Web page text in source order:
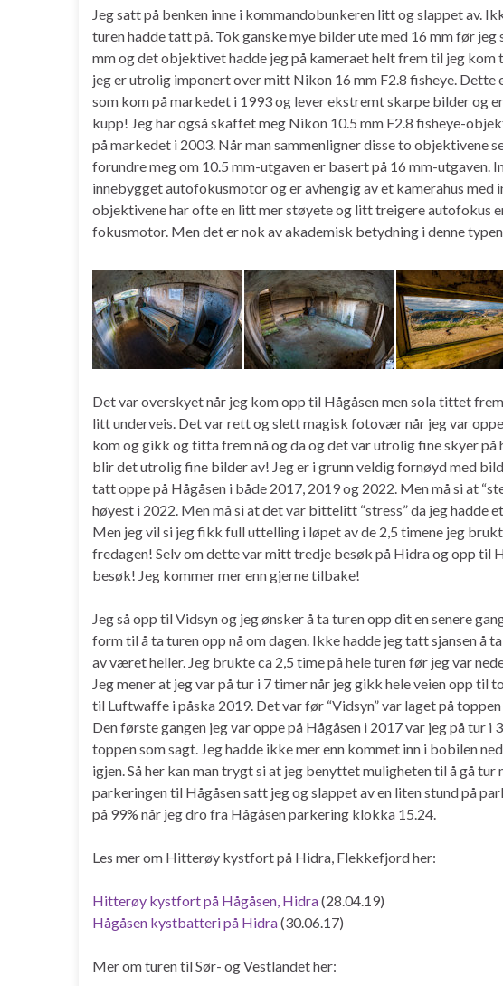
Jeg satt på benken inne i kommandobunkeren litt og slappet av.
turen hadde tatt på. Tok ganske mye bilder ute med 16 mm før
mm og det objektivet hadde jeg på kameraet helt frem til jeg kom
jeg er utrolig imponert over mitt Nikon 16 mm F2.8 fisheye. Dette
som kom på markedet i 1993 og lever ekstremt skarpe bilder og
kupp! Jeg har også skaffet meg Nikon 10.5 mm F2.8 fisheye-
på markedet i 2003. Når man sammenligner disse to objektivene
forundre meg om 10.5 mm-utgaven er basert på 16 mm-utgaven.
innebygget autofokusmotor og er avhengig av et kamerahus
objektivene har ofte en litt mer støyete og litt treigere autofokus
fokusmotor. Men det er nok av akademisk betydning i denne
Det var overskyet når jeg kom opp til Hågåsen men sola tittet
litt underveis. Det var rett og slett magisk fotovær når jeg var oppe
kom og gikk og titta frem nå og da og det var utrolig fine skyer på
blir det utrolig fine bilder av! Jeg er i grunn veldig fornøyd med
tatt oppe på Hågåsen i både 2017, 2019 og 2022. Men må si at
høyest i 2022. Men må si at det var bittelitt “stress” da jeg hadde
Men jeg vil si jeg fikk full uttelling i løpet av de 2,5 timene jeg
fredagen! Selv om dette var mitt tredje besøk på Hidra og opp til
besøk! Jeg kommer mer enn gjerne tilbake!
Jeg så opp til Vidsyn og jeg ønsker å ta turen opp dit en senere
form til å ta turen opp nå om dagen. Ikke hadde jeg tatt sjansen å
av været heller. Jeg brukte ca 2,5 time på hele turen før jeg var
Jeg mener at jeg var på tur i 7 timer når jeg gikk hele veien opp til
til Luftwaffe i påska 2019. Det var før “Vidsyn” var laget på
Den første gangen jeg var oppe på Hågåsen i 2017 var jeg på tur
toppen som sagt. Jeg hadde ikke mer enn kommet inn i bobilen
igjen. Så her kan man trygt si at jeg benyttet muligheten til å gå
parkeringen til Hågåsen satt jeg og slappet av en liten stund på
på 99% når jeg dro fra Hågåsen parkering klokka 15.24.
Les mer om Hitterøy kystfort på Hidra, Flekkefjord her:
Hitterøy kystfort på Hågåsen, Hidra(28.04.19)
Hågåsen kystbatteri på Hidra(30.06.17)
Mer om turen til Sør- og Vestlandet her: